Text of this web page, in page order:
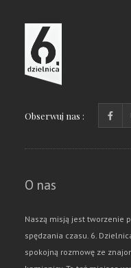
Obserwuj nas :
O nas
Naszą misją jest tworzenie
spędzania czasu. 6.
spokojną rozmowę ze